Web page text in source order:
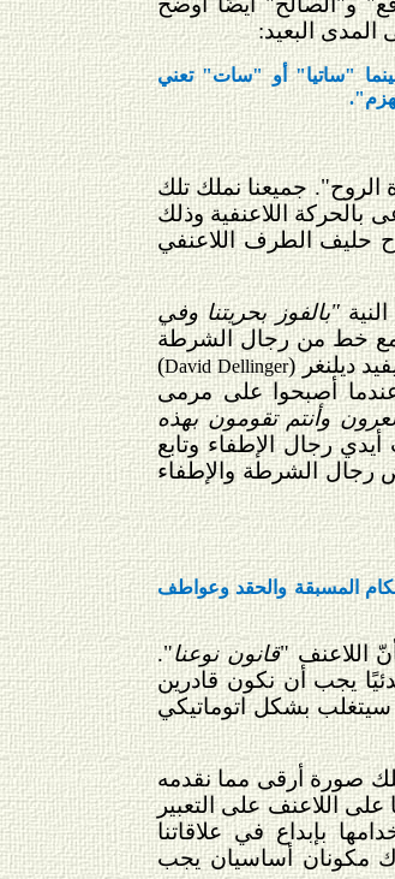
المدى البعيد:
"ساتيا" أو "سات" تعني
جميعنا نملك تلك
بالحركة اللاعنفية وذلك
حليف الطرف اللاعنفي
"بالفوز بحريتنا وفي
مع خط من رجال الشرطة
ديلنغر (David Dellinger
)
أصبحوا على مرمى
وأنتم تقومون بهذه
رجال الإطفاء وتابع
رجال الشرطة والإطفاء
المسبقة والحقد وعواطف
اللاعنف "قانون نوعنا".
يجب أن نكون قادرين
بشكل اتوماتيكي
صورة أرقى مما نقدمه
على اللاعنف على التعبير
بإبداع في علاقاتنا
مكونان أساسيان يجب